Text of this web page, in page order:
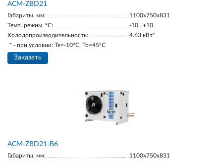
ACM-ZBD21
Габариты, мм:
1100х750х831
Темп. режим, °С:
-10…+10
Холодопроизводительность:
4.63 кВт*
* - при условии: Te=-10ºC, To=45ºC
Заказать
ACM-ZBD21-В6
Габариты, мм:
1100х750х831